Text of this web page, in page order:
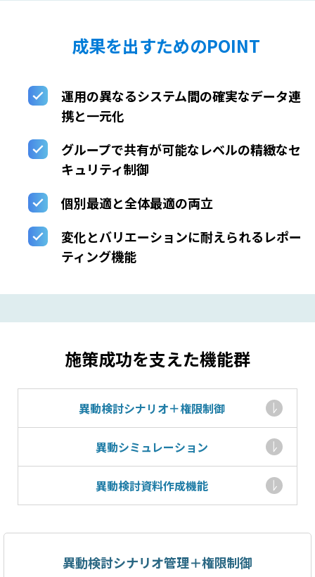
成果を出すためのPOINT
運用の異なるシステム間の確実なデータ連
携と一元化
グループで共有が可能なレベルの精緻なセ
キュリティ制御
個別最適と全体最適の両立
変化とバリエーションに耐えられるレポー
ティング機能
施策成功を支えた機能群
異動検討シナリオ＋権限制御
異動シミュレーション
異動検討資料作成機能
異動検討シナリオ管理＋権限制御